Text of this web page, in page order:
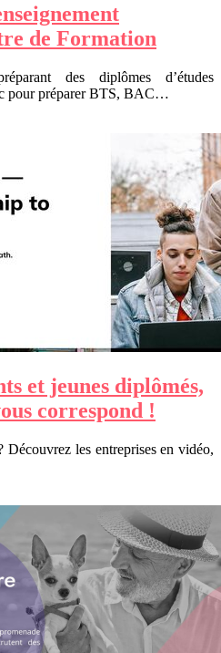
de Formation
des diplômes d’études
pour préparer BTS, BAC…
et jeunes diplômés,
correspond !
les entreprises en vidéo,